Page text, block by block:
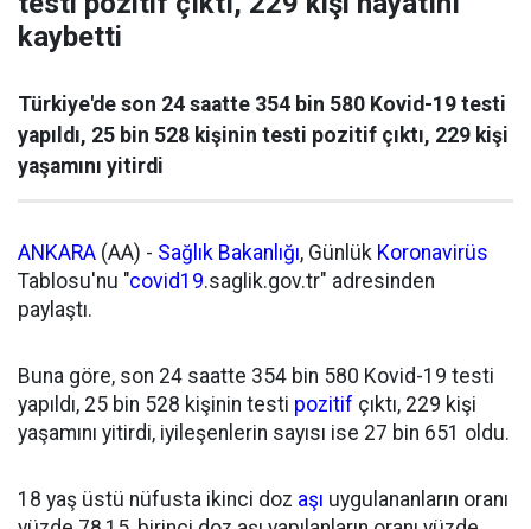
kaybetti
Türkiye'de son 24 saatte 354 bin 580 Kovid-19 testi
yapıldı, 25 bin 528 kişinin testi pozitif çıktı, 229 kişi
yaşamını yitirdi
ANKARA (AA) - Sağlık Bakanlığı, Günlük Koronavirüs
Tablosu'nu "covid19.saglik.gov.tr" adresinden
paylaştı.
Buna göre, son 24 saatte 354 bin 580 Kovid-19 testi
yapıldı, 25 bin 528 kişinin testi pozitif çıktı, 229 kişi
yaşamını yitirdi, iyileşenlerin sayısı ise 27 bin 651 oldu.
18 yaş üstü nüfusta ikinci doz aşı uygulananların oranı